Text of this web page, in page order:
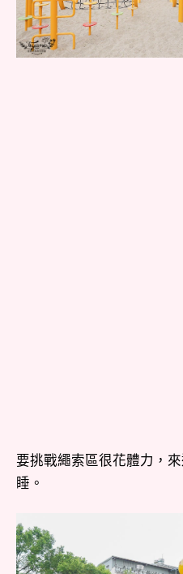
要挑戰繩索區很花體力，
睡。